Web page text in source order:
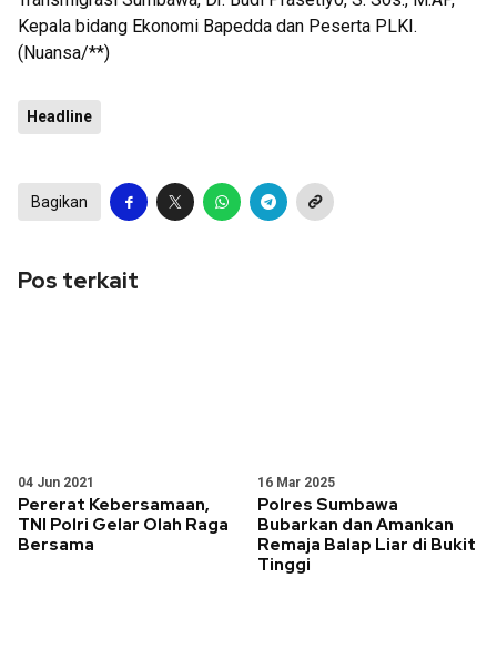
Kepala bidang Ekonomi Bapedda dan Peserta PLKI.
(Nuansa/**)
Headline
Bagikan
Pos terkait
04 Jun 2021
Pererat Kebersamaan,
TNI Polri Gelar Olah Raga
Bersama
16 Mar 2025
Polres Sumbawa
Bubarkan dan Amankan
Remaja Balap Liar di Bukit
Tinggi